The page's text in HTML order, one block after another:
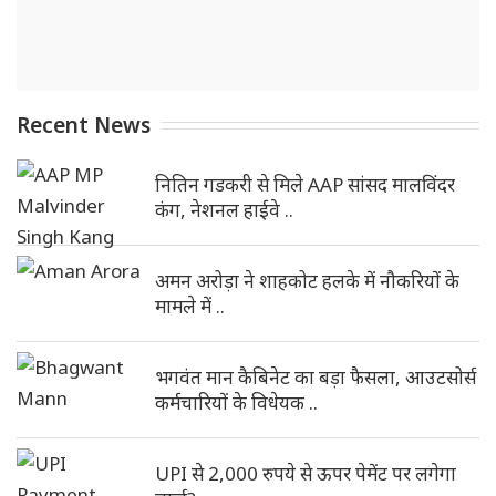
Recent News
नितिन गडकरी से मिले AAP सांसद मालविंदर
कंग, नेशनल हाईवे ..
अमन अरोड़ा ने शाहकोट हलके में नौकरियों के
मामले में ..
भगवंत मान कैबिनेट का बड़ा फैसला, आउटसोर्स
कर्मचारियों के विधेयक ..
UPI से 2,000 रुपये से ऊपर पेमेंट पर लगेगा